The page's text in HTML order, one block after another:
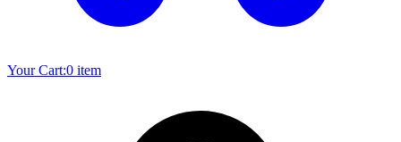
Your Cart:0 item